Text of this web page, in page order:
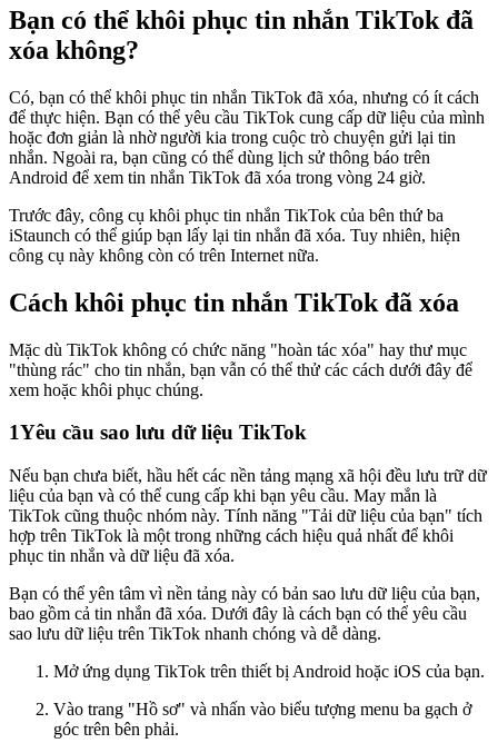
Bạn có thể khôi phục tin nhắn TikTok đã
xóa không?
Có, bạn có thể khôi phục tin nhắn TikTok đã xóa, nhưng có ít cách
để thực hiện. Bạn có thể yêu cầu TikTok cung cấp dữ liệu của mình
hoặc đơn giản là nhờ người kia trong cuộc trò chuyện gửi lại tin
nhắn. Ngoài ra, bạn cũng có thể dùng lịch sử thông báo trên
Android để xem tin nhắn TikTok đã xóa trong vòng 24 giờ.
Trước đây, công cụ khôi phục tin nhắn TikTok của bên thứ ba
iStaunch có thể giúp bạn lấy lại tin nhắn đã xóa. Tuy nhiên, hiện
công cụ này không còn có trên Internet nữa.
Cách khôi phục tin nhắn TikTok đã xóa
Mặc dù TikTok không có chức năng "hoàn tác xóa" hay thư mục
"thùng rác" cho tin nhắn, bạn vẫn có thể thử các cách dưới đây để
xem hoặc khôi phục chúng.
1Yêu cầu sao lưu dữ liệu TikTok
Nếu bạn chưa biết, hầu hết các nền tảng mạng xã hội đều lưu trữ dữ
liệu của bạn và có thể cung cấp khi bạn yêu cầu. May mắn là
TikTok cũng thuộc nhóm này. Tính năng "Tải dữ liệu của bạn" tích
hợp trên TikTok là một trong những cách hiệu quả nhất để khôi
phục tin nhắn và dữ liệu đã xóa.
Bạn có thể yên tâm vì nền tảng này có bản sao lưu dữ liệu của bạn,
bao gồm cả tin nhắn đã xóa. Dưới đây là cách bạn có thể yêu cầu
sao lưu dữ liệu trên TikTok nhanh chóng và dễ dàng.
Mở ứng dụng TikTok trên thiết bị Android hoặc iOS của bạn.
Vào trang "Hồ sơ" và nhấn vào biểu tượng menu ba gạch ở
góc trên bên phải.